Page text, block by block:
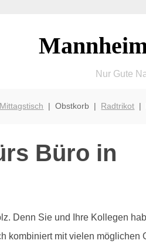
Nur Gute
Mittagstisch | Obstkorb | Radtrikot |
Büro in
Denn Sie und Ihre Kollegen
kombiniert mit vielen